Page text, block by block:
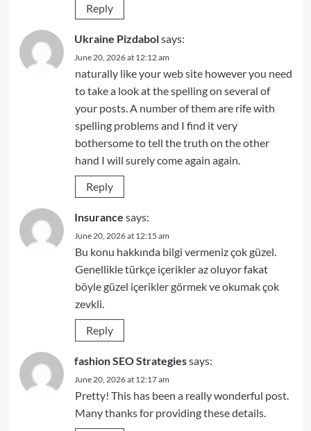
Reply
Ukraine Pizdabolsays:
June 20, 2026 at 12:12 am
naturally like your web site however you need
to take a look at the spelling on several of
your posts. A number of them are rife with
spelling problems and I find it very
bothersome to tell the truth on the other
hand I will surely come again again.
Reply
Insurance says:
June 20, 2026 at 12:15 am
Bu konu hakkında bilgi vermeniz çok güzel.
Genellikle türkçe içerikler az oluyor fakat
böyle güzel içerikler görmek ve okumak çok
zevkli.
Reply
fashion SEO Strategiessays:
June 20, 2026 at 12:17 am
Pretty! This has been a really wonderful post.
Many thanks for providing these details.